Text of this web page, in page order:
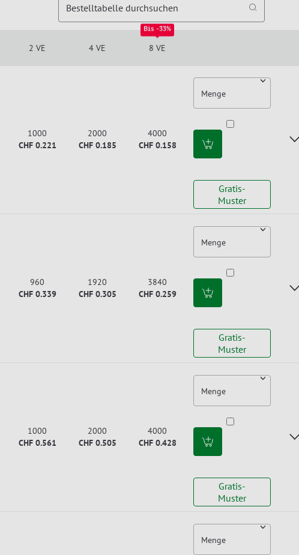
Bestelltabelle durchsuchen
2 VE 4 VE
Bis -33%
8 VE
1000
CHF 0.221
2000
CHF 0.185
4000
CHF 0.158
Menge
Gratis-
Muster
960
CHF 0.339
1920
CHF 0.305
3840
CHF 0.259
Menge
Gratis-
Muster
1000
CHF 0.561
2000
CHF 0.505
4000
CHF 0.428
Menge
Gratis-
Muster
Menge